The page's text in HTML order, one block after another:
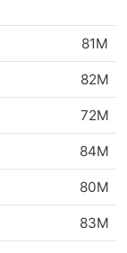
81M
82M
72M
84M
80M
83M